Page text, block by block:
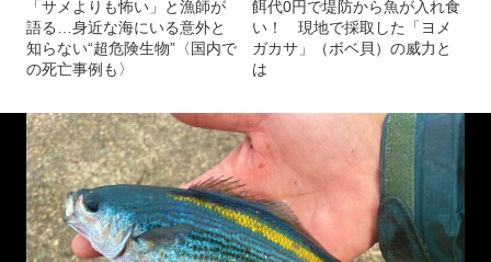
「サメよりも怖い」と漁師が
語る…身近な海にいる意外と
知らない“超危険生物”〈国内で
の死亡事例も〉
餌代0円で堤防から魚が入れ食
い！ 現地で採取した「ヨメ
ガカサ」（ボベ貝）の威力と
は